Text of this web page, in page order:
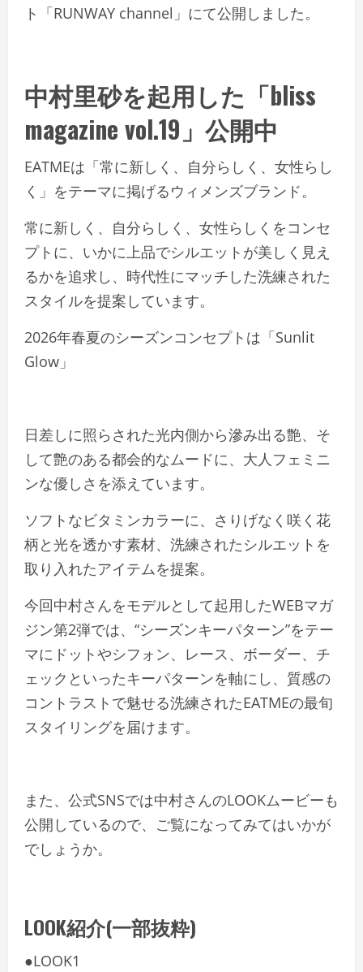
ト「RUNWAY channel」にて公開しました。
中村里砂を起用した「bliss
magazine vol.19」公開中
EATMEは「常に新しく、自分らしく、女性らし
く」をテーマに掲げるウィメンズブランド。
常に新しく、自分らしく、女性らしくをコンセ
プトに、いかに上品でシルエットが美しく見え
るかを追求し、時代性にマッチした洗練された
スタイルを提案しています。
2026年春夏のシーズンコンセプトは「Sunlit
Glow」
日差しに照らされた光内側から滲み出る艶、そ
して艶のある都会的なムードに、大人フェミニ
ンな優しさを添えています。
ソフトなビタミンカラーに、さりげなく咲く花
柄と光を透かす素材、洗練されたシルエットを
取り入れたアイテムを提案。
今回中村さんをモデルとして起用したWEBマガ
ジン第2弾では、“シーズンキーパターン”をテー
マにドットやシフォン、レース、ボーダー、チ
ェックといったキーパターンを軸にし、質感の
コントラストで魅せる洗練されたEATMEの最旬
スタイリングを届けます。
また、公式SNSでは中村さんのLOOKムービーも
公開しているので、ご覧になってみてはいかが
でしょうか。
LOOK紹介(一部抜粋)
●LOOK1